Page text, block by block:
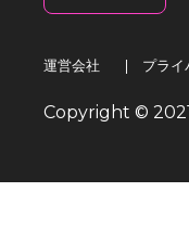
運営会社 | プライ
Copyright ©